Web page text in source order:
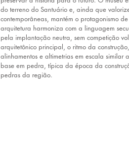
do terreno do Santuário e, ainda que
contemporâneas, mantém o protagonismo
arquitetura harmoniza com a linguagem
pela implantação neutra, sem competição
arquitetônico principal, o ritmo da
alinhamentos e altimetrias em escala
base em pedra, típica da época da
pedras da região.